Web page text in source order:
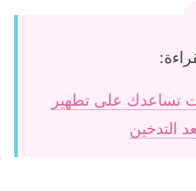
– 4 فيتامينات تساعدك على تطهير
التدخين